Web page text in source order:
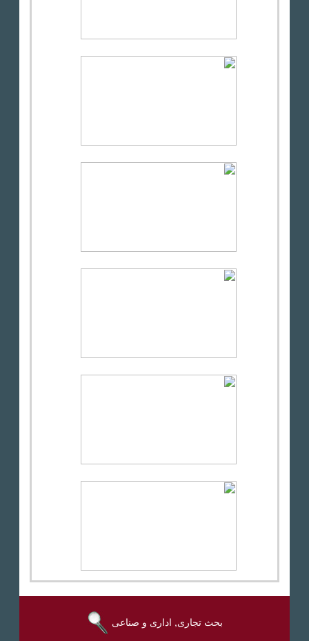
بحث تجارى, ادارى و صناعى